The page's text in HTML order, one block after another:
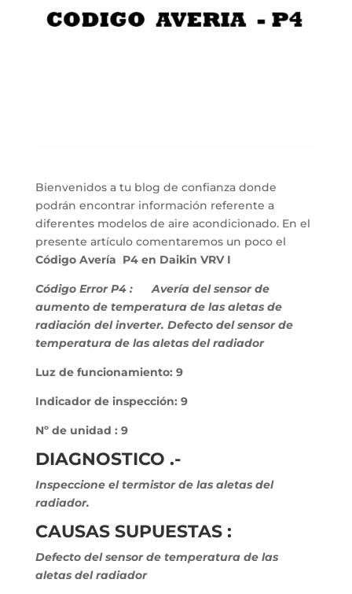
Bienvenidos a tu blog de confianza donde
podrán encontrar información referente a
diferentes modelos de aire acondicionado. En el
presente artículo comentaremos un poco el
Código Avería P4 en Daikin VRV I
Código Error P4 :
Avería del sensor de
aumento de temperatura de las aletas de
radiación del inverter. Defecto del sensor de
temperatura de las aletas del radiador
Luz de funcionamiento: 9
Indicador de inspección: 9
Nº de unidad : 9
DIAGNOSTICO .-
Inspeccione el termistor de las aletas del
radiador.
CAUSAS SUPUESTAS :
Defecto del sensor de temperatura de las
aletas del radiador